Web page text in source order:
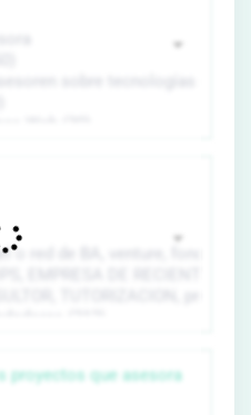
proyectos que asesora